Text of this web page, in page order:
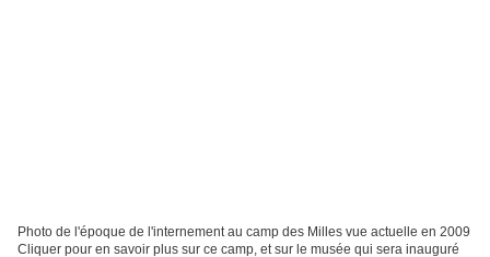
Photo de l'époque de l'internement au camp des Milles vue actuelle en 2009
Cliquer pour en savoir plus sur ce camp, et sur le musée qui sera inauguré